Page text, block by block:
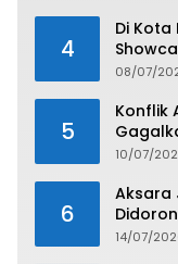
4
Di
08/07/
5
Konflik
10/07/
6
Aksara
14/07/